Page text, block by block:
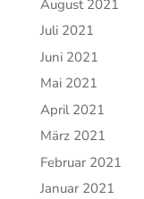
August 2021
Juli 2021
Juni 2021
Mai 2021
April 2021
März 2021
Februar 2021
Januar 2021